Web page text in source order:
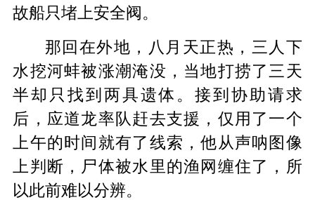
故船只堵上安全阀。
那回在外地，八月天正热，三人下
水挖河蚌被涨潮淹没，当地打捞了三天
半却只找到两具遗体。接到协助请求
后，应道龙率队赶去支援，仅用了一个
上午的时间就有了线索，他从声呐图像
上判断，尸体被水里的渔网缠住了，所
以此前难以分辨。